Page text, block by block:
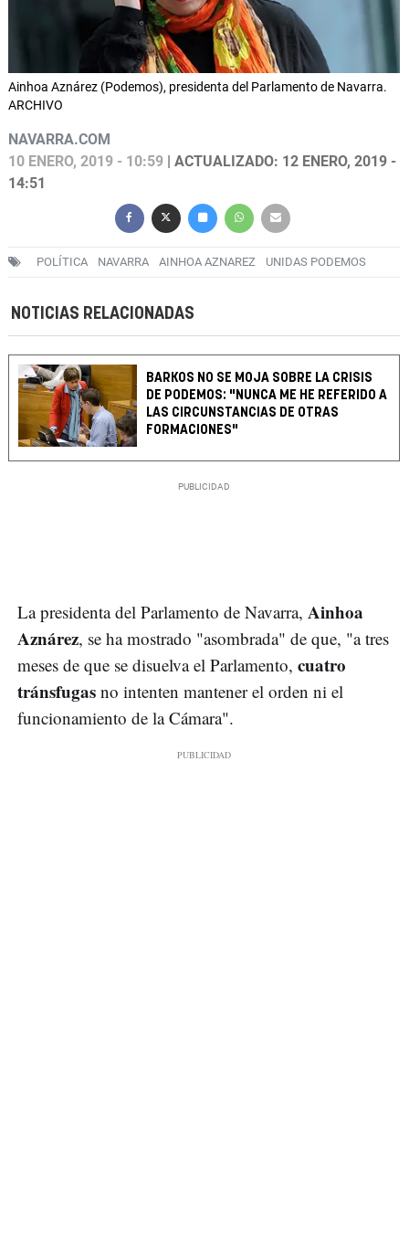
Ainhoa Aznárez (Podemos), presidenta del Parlamento de Navarra.
ARCHIVO
NAVARRA.COM
10 ENERO, 2019 - 10:59 | ACTUALIZADO: 12 ENERO, 2019 -
14:51
POLÍTICA NAVARRA AINHOA AZNAREZ UNIDAS PODEMOS
NOTICIAS RELACIONADAS
BARKOS NO SE MOJA SOBRE LA CRISIS
DE PODEMOS: "NUNCA ME HE REFERIDO A
LAS CIRCUNSTANCIAS DE OTRAS
FORMACIONES"
La presidenta del Parlamento de Navarra, Ainhoa
Aznárez, se ha mostrado "asombrada" de que, "a tres
meses de que se disuelva el Parlamento, cuatro
tránsfugas no intenten mantener el orden ni el
funcionamiento de la Cámara".